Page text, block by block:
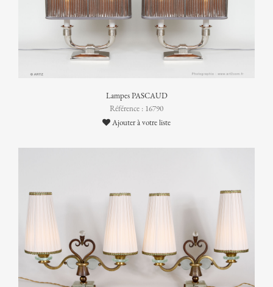
Lampes PASCAUD
Référence : 16790
Ajouter à votre liste